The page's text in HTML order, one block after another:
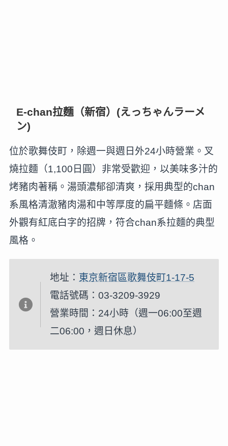
E-chan拉麵（新宿）(えっちゃんラーメ
ン)
位於歌舞伎町，除週一與週日外24小時營業。叉
燒拉麵（1,100日圓）非常受歡迎，以美味多汁的
烤豬肉著稱。湯頭濃郁卻清爽，採用典型的chan
系風格清澈豬肉湯和中等厚度的扁平麵條。店面
外觀有紅底白字的招牌，符合chan系拉麵的典型
風格。
地址： 東京新宿區歌舞伎町1-17-5
電話號碼：03-3209-3929
營業時間：24小時（週一06:00至週
二06:00，週日休息）